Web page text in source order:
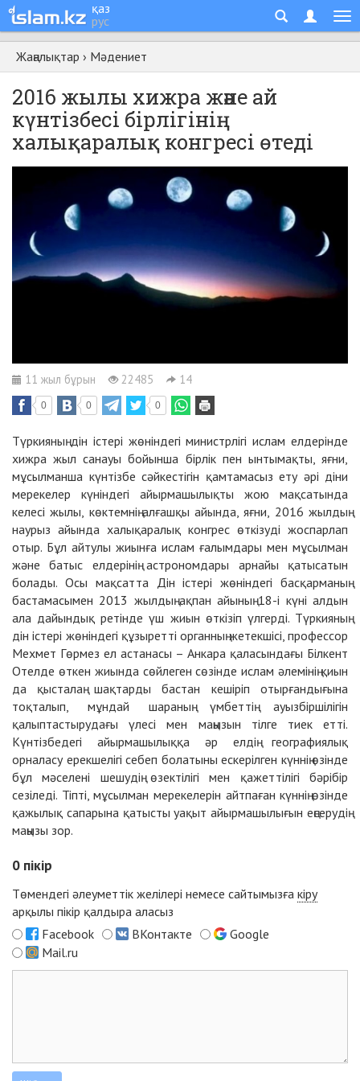
қаз
рус
Жаңалықтар › Мәдениет
2016 жылы хижра және ай
күнтізбесі бірлігінің
халықаралық конгресі өтеді
11 жыл бұрын 22485 14
0 0 0
Түркияның дін істері жөніндегі министрлігі ислам елдерінде
хижра жыл санауы бойынша бірлік пен ынтымақты, яғни,
мұсылманша күнтізбе сәйкестігін қамтамасыз ету әрі діни
мерекелер күніндегі айырмашылықты жою мақсатында
келесі жылы, көктемнің алғашқы айында, яғни, 2016 жылдың
наурыз айында халықаралық конгрес өткізуді жоспарлап
отыр. Бұл айтулы жиынға ислам ғалымдары мен мұсылман
және батыс елдерінің астрономдары арнайы қатысатын
болады. Осы мақсатта Дін істері жөніндегі басқарманың
бастамасымен 2013 жылдың ақпан айының 18-і күні алдын
ала дайындық ретінде үш жиын өткізіп үлгерді. Түркияның
дін істері жөніндегі құзыретті органның жетекшісі, профессор
Мехмет Гөрмез ел астанасы – Анкара қаласындағы Білкент
Отелде өткен жиында сөйлеген сөзінде ислам әлемінің қиын
да қысталаң шақтарды бастан кешіріп отырғандығына
тоқталып, мұндай шараның үмбеттің ауызбіршілігін
қалыптастырудағы үлесі мен маңызын тілге тиек етті.
Күнтізбедегі айырмашылыққа әр елдің географиялық
орналасу ерекшелігі себеп болатыны ескерілген күннің өзінде
бұл мәселені шешудің өзектілігі мен қажеттілігі бәрібір
сезіледі. Тіпті, мұсылман мерекелерін айтпаған күннің өзінде
қажылық сапарына қатысты уақыт айырмашылығын еңсерудің
маңызы зор.
0 пікір
Төмендегі әлеуметтік желілері немесе сайтымызға кіру
арқылы пікір қалдыра аласыз
Facebook
ВКонтакте
Google
Mail.ru